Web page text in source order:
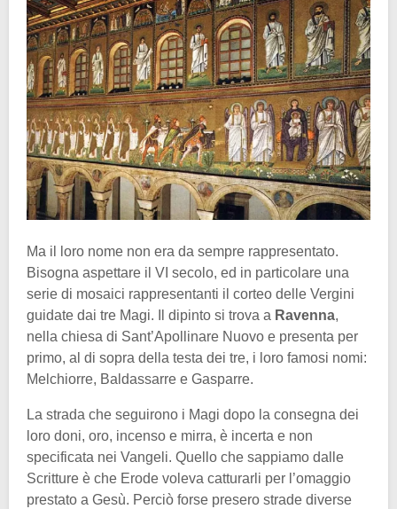
Ma il loro nome non era da sempre rappresentato.
Bisogna aspettare il VI secolo, ed in particolare una
serie di mosaici rappresentanti il corteo delle Vergini
guidate dai tre Magi. Il dipinto si trova a Ravenna,
nella chiesa di Sant’Apollinare Nuovo e presenta per
primo, al di sopra della testa dei tre, i loro famosi nomi:
Melchiorre, Baldassarre e Gasparre.
La strada che seguirono i Magi dopo la consegna dei
loro doni, oro, incenso e mirra, è incerta e non
specificata nei Vangeli. Quello che sappiamo dalle
Scritture è che Erode voleva catturarli per l’omaggio
prestato a Gesù. Perciò forse presero strade diverse